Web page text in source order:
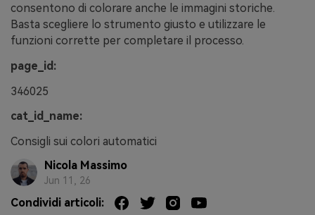
consentono di colorare anche le immagini storiche.
Basta scegliere lo strumento giusto e utilizzare le
funzioni corrette per completare il processo.
page_id:
346025
cat_id_name:
Consigli sui colori automatici
Nicola Massimo
Jun 11, 26
Condividi articoli: